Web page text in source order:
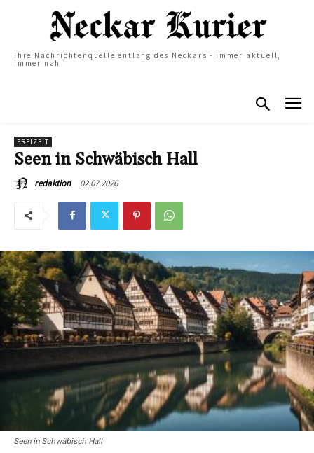
Ihre Nachrichtenquelle entlang des Neckars - immer aktuell,
immer nah
FREIZEIT
Seen in Schwäbisch Hall
redaktion 02.07.2026
Seen in Schwäbisch Hall